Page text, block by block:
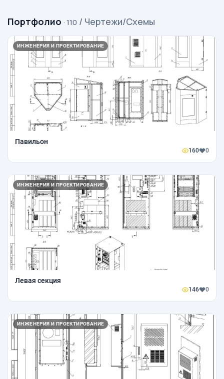
Портфолио · 110 / Чертежи/Схемы
ИНЖЕНЕРИЯ И ПРОЕКТИРОВАНИЕ
Павильон
160 0
ИНЖЕНЕРИЯ И ПРОЕКТИРОВАНИЕ
Левая секция
146 0
ИНЖЕНЕРИЯ И ПРОЕКТИРОВАНИЕ